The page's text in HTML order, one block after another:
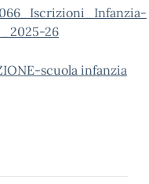
26
scuola infanzia